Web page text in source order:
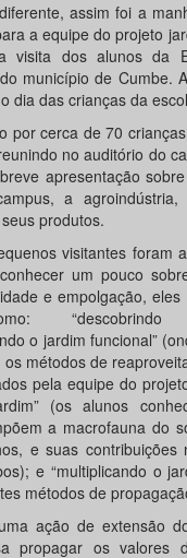
assim foi a
a equipe do projeto
visita dos alunos da
município de Cumbe.
dia das crianças da
por cerca de 70
no auditório do
apresentação
a agroindústria,
produtos.
visitantes foram
um pouco
e empolgação,
o jardim funcional”
métodos de
pela equipe do
(os alunos
a macrofauna do
e suas contribuições
e “multiplicando o
métodos de
ação de extensão
propagar os valores